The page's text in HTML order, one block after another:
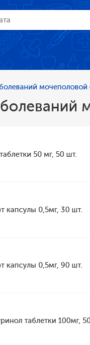
мочеполовой
50 мг, 50 шт.
капсулы 0,5мг, 30 шт.
капсулы 0,5мг, 90 шт.
таблетки 100мг,